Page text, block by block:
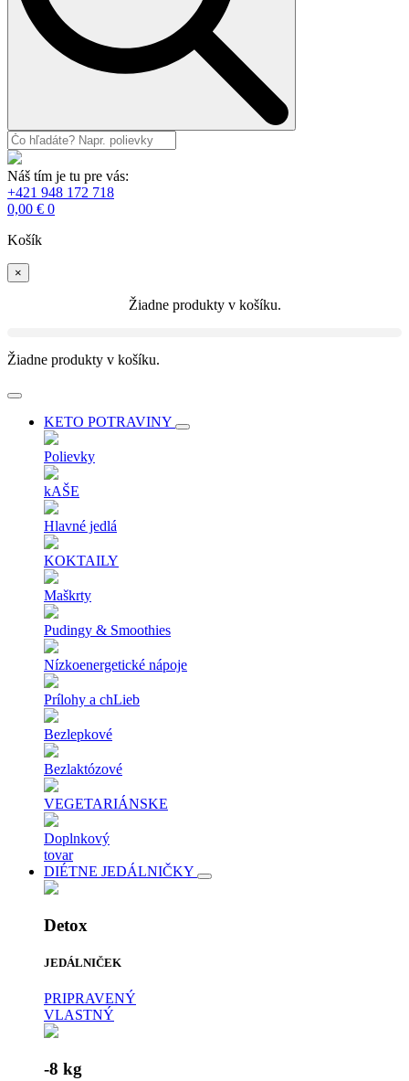
Náš tím je tu pre vás:
+421 948 172 718
0,00 € 0
Košík
×
Žiadne produkty v košíku.
Žiadne produkty v košíku.
KETO POTRAVINY
Polievky
kAŠE
Hlavné jedlá
KOKTAILY
Maškrty
Pudingy & Smoothies
Nízkoenergetické nápoje
Prílohy a chLieb
Bezlepkové
Bezlaktózové
VEGETARIÁNSKE
Doplnkový
tovar
DIÉTNE JEDÁLNIČKY
Detox
JEDÁLNIČEK
PRIPRAVENÝ
VLASTNÝ
-8 kg